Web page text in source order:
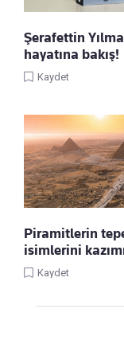
Şerafettin
hayatına bakış!
Kaydet
Piramitlerin
isimlerini
Kaydet